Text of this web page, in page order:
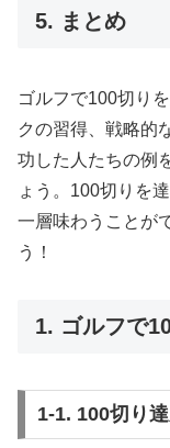
5. まとめ
ゴルフで100切り
クの習得、戦略的
功した人たちの例
ょう。100切りを
一層味わうことが
う！
1. ゴルフで
1-1. 100切り